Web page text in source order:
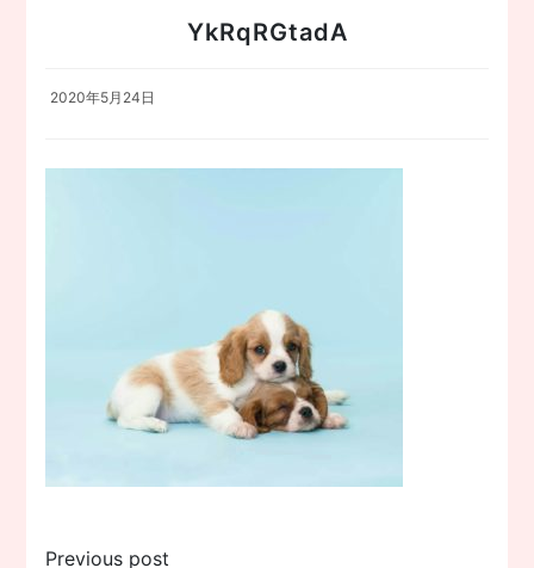
YkRqRGtadA
2020年5月24日
Previous post